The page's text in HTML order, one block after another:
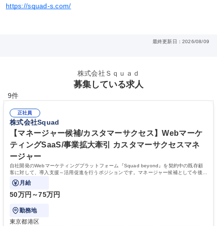
https://squad-s.com/
最終更新日：2026/08/09
株式会社Ｓｑｕａｄ
募集している求人
9件
正社員
株式会社Squad
【マネージャー候補/カスタマーサクセス】Webマーケ
ティングSaaS/事業拡大牽引 カスタマーサクセスマネ
ージャー
自社開発のWebマーケティングプラットフォーム『Squad beyond』を契約中の既存顧
客に対して、導入支援～活用促進を行うポジションです。マネージャー候補として今後の
事業拡大を牽引していただくことを期待
月給
50万円～75万円
勤務地
東京都港区